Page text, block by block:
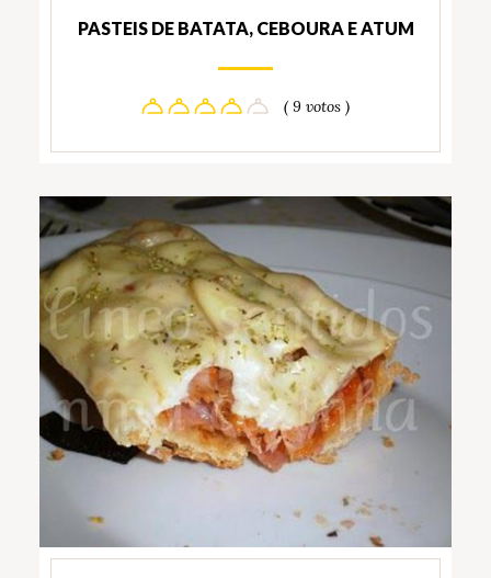
PASTEIS DE BATATA, CEBOURA E ATUM
( 9 votos )